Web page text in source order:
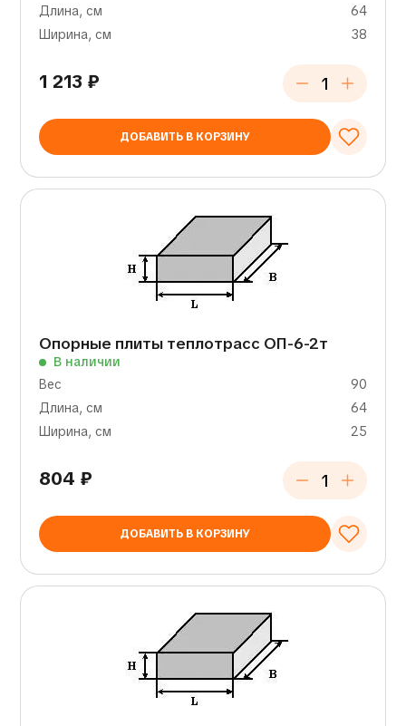
Длина, см
64
Ширина, см
38
1 213 ₽
ДОБАВИТЬ В КОРЗИНУ
Опорные плиты теплотрасс ОП-6-2т
В наличии
Вес
90
Длина, см
64
Ширина, см
25
804 ₽
ДОБАВИТЬ В КОРЗИНУ